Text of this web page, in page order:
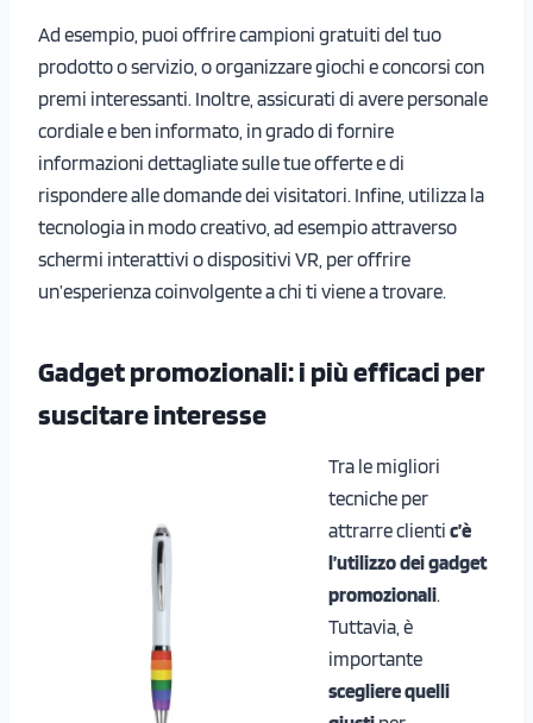
Ad esempio, puoi offrire campioni gratuiti del tuo
prodotto o servizio, o organizzare giochi e concorsi con
premi interessanti. Inoltre, assicurati di avere personale
cordiale e ben informato, in grado di fornire
informazioni dettagliate sulle tue offerte e di
rispondere alle domande dei visitatori. Infine, utilizza la
tecnologia in modo creativo, ad esempio attraverso
schermi interattivi o dispositivi VR, per offrire
un’esperienza coinvolgente a chi ti viene a trovare.
Gadget promozionali: i più efficaci per
suscitare interesse
Tra le migliori
tecniche per
attrarre clienti c’è
l’utilizzo dei gadget
promozionali.
Tuttavia, è
importante
scegliere quelli